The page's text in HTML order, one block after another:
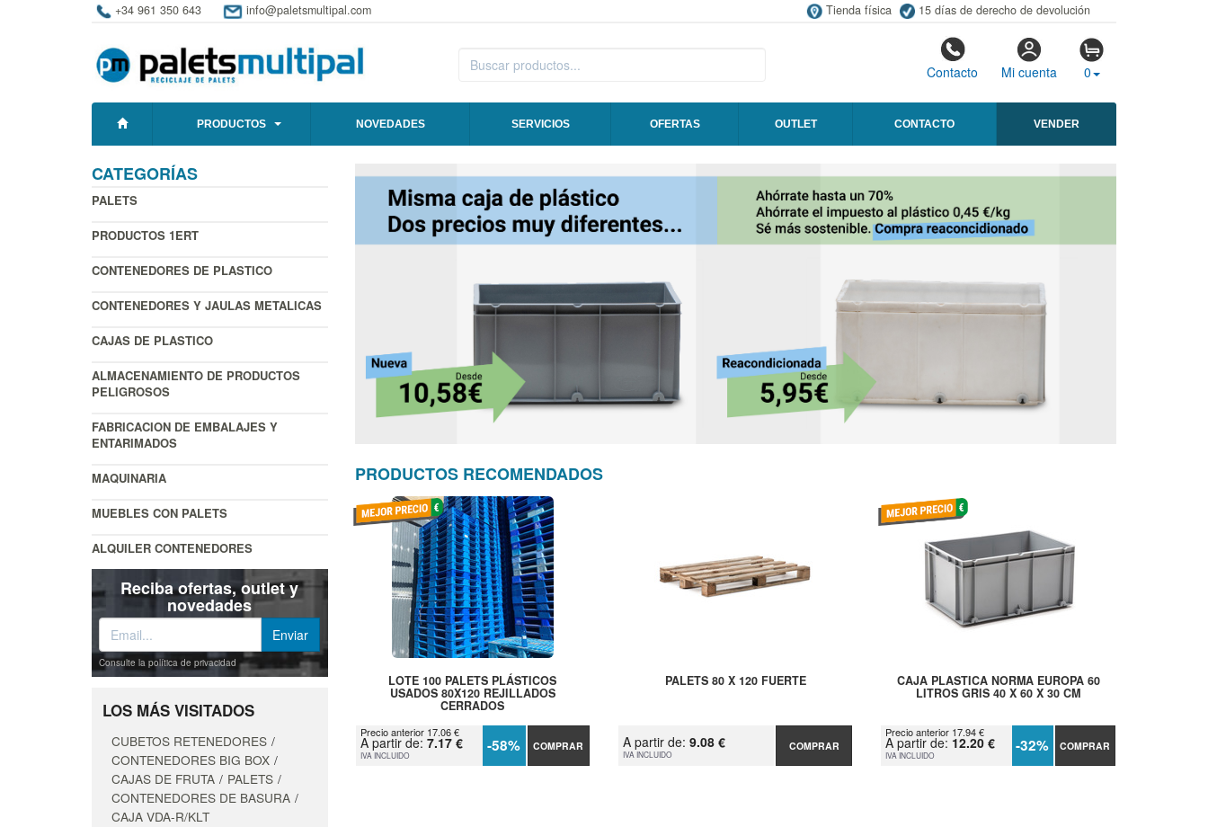
+34 961 350 643 info@paletsmultipal.com Tienda física 15 días de derecho de devolución
Contacto Mi cuenta 0
PRODUCTOS NOVEDADES SERVICIOS OFERTAS OUTLET CONTACTO VENDER
CATEGORÍAS
PALETS
PRODUCTOS 1ERT
CONTENEDORES DE PLASTICO
CONTENEDORES Y JAULAS METALICAS
CAJAS DE PLASTICO
ALMACENAMIENTO DE PRODUCTOS
PELIGROSOS
FABRICACION DE EMBALAJES Y
ENTARIMADOS
MAQUINARIA
MUEBLES CON PALETS
ALQUILER CONTENEDORES
Reciba ofertas, outlet y
novedades
Consulte la política de privacidad
LOS MÁS VISITADOS
CUBETOS RETENEDORES
CONTENEDORES BIG BOX
CAJAS DE FRUTA
PALETS
CONTENEDORES DE BASURA
CAJA VDA-R/KLT
PRODUCTOS RECOMENDADOS
LOTE 100 PALETS PLÁSTICOS
USADOS 80X120 REJILLADOS
CERRADOS
Precio anterior 17.06 €
A partir de: 7.17 €
IVA INCLUIDO -58% COMPRAR
PALETS 80 X 120 FUERTE
A partir de: 9.08 €
IVA INCLUIDO
COMPRAR
CAJA PLASTICA NORMA EUROPA 60
LITROS GRIS 40 X 60 X 30 CM
Precio anterior 17.94 €
A partir de: 12.20 €
IVA INCLUIDO -32% COMPRAR